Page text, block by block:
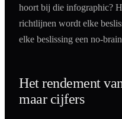
hoort bij die infographic?
richtlijnen wordt elke
elke beslissing een no-
Het rendement
maar cijfers